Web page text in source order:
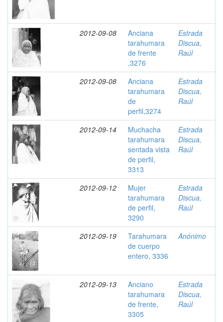
2012-09-08
Anciana
tarahumara
de frente
,3276
Estrada
Discua,
Raúl
2012-09-08
Anciana
tarahumara
de
perfil,3274
Estrada
Discua,
Raúl
2012-09-14
Muchacha
tarahumara
sentada vista
de perfil,
3313
Estrada
Discua,
Raúl
2012-09-12
Mujer
tarahumara
de perfil,
3290
Estrada
Discua,
Raúl
2012-09-19
Tarahumara
de cuerpo
entero, 3336
Anónimo
2012-09-13
Anciano
tarahumara
de frente,
3305
Estrada
Discua,
Raúl